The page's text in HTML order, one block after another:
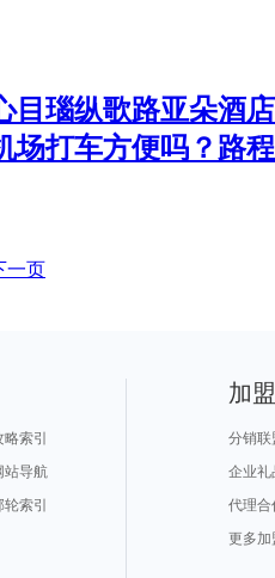
目瑙纵歌路亚朵酒店
场打车方便吗？路程
一页
略索引
站导航
轮索引
加
分销联
企业礼
代理合
更多加